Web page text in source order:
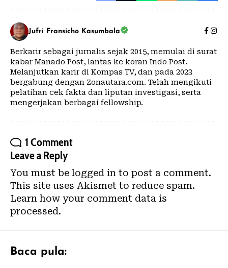
Jufri Fransicho Kasumbala
Berkarir sebagai jurnalis sejak 2015, memulai di surat
kabar Manado Post, lantas ke koran Indo Post.
Melanjutkan karir di Kompas TV, dan pada 2023
bergabung dengan Zonautara.com. Telah mengikuti
pelatihan cek fakta dan liputan investigasi, serta
mengerjakan berbagai fellowship.
1 Comment
Leave a Reply
You must be logged in to post a comment.
This site uses Akismet to reduce spam.
Learn how your comment data is
processed.
Baca pula: